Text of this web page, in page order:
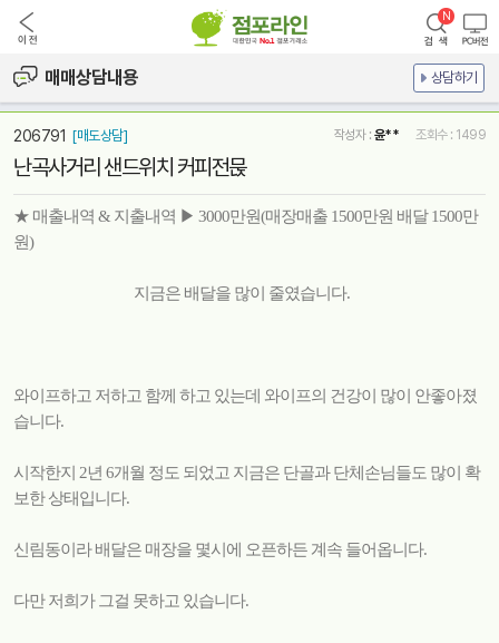
매매상담내용 상담하기
206791 [매도상담] 작성자 : 윤** 조회수 : 1499
난곡사거리 샌드위치 커피전묹
★ 매출내역 & 지출내역 ▶ 3000만원(매장매출 1500만원 배달 1500만
원)
지금은 배달을 많이 줄였습니다.
와이프하고 저하고 함께 하고 있는데 와이프의 건강이 많이 안좋아졌
습니다.
시작한지 2년 6개월 정도 되었고 지금은 단골과 단체손님들도 많이 확
보한 상태입니다.
신림동이라 배달은 매장을 몇시에 오픈하든 계속 들어옵니다.
다만 저희가 그걸 못하고 있습니다.